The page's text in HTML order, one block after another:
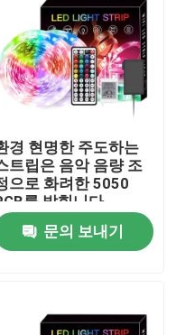
경 현명한 주도하는
트립은 음악 음량 조
으로 화려한 5050
를 밝힙니다
문의 보내기